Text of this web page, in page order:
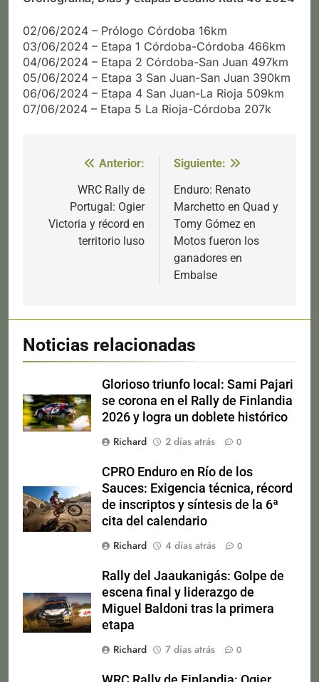
02/06/2024 – Prólogo Córdoba 16km
03/06/2024 – Etapa 1 Córdoba-Córdoba 466km
04/06/2024 – Etapa 2 Córdoba-San Juan 497km
05/06/2024 – Etapa 3 San Juan-San Juan 390km
06/06/2024 – Etapa 4 San Juan-La Rioja 509km
07/06/2024 – Etapa 5 La Rioja-Córdoba 207k
Navegación
entradas
Anterior:
WRC Rally de
Portugal: Ogier
Victoria y récord en
territorio luso
Siguiente:
Enduro: Renato
Marchetto en Quad y
Tomy Gómez en
Motos fueron los
ganadores en
Embalse
Noticias relacionadas
Glorioso triunfo local: Sami Pajari
se corona en el Rally de Finlandia
2026 y logra un doblete histórico
Richard
2 días atrás 0
CPRO Enduro en Río de los
Sauces: Exigencia técnica, récord
de inscriptos y síntesis de la 6ª
cita del calendario
Richard
4 días atrás 0
Rally del Jaaukanigás: Golpe de
escena final y liderazgo de
Miguel Baldoni tras la primera
etapa
Richard
7 días atrás 0